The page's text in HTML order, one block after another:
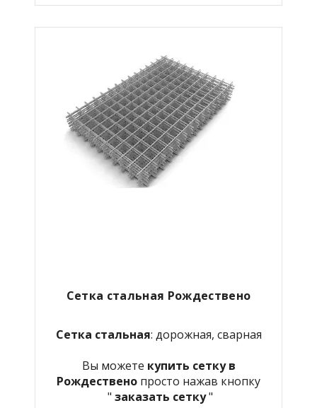
Сетка стальная Рождествено
Сетка стальная: дорожная, сварная
Вы можете купить сетку в
Рождествено просто нажав кнопку
" заказать сетку"